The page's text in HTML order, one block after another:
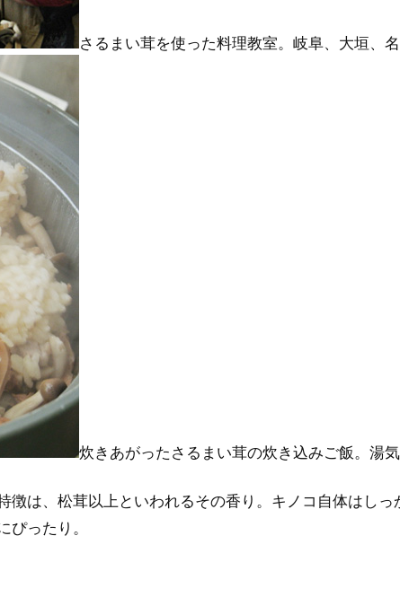
さるまい茸を使った料理教室。岐阜、大垣、
炊きあがったさるまい茸の炊き込みご飯。湯
は、松茸以上といわれるその香り。キノコ自体はしっ
ったり。